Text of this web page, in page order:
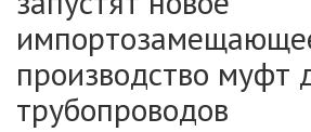
производство муфт
трубопроводов